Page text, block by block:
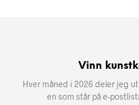
Vinn
Hver måned i 2026 deler jeg
en som står på e-